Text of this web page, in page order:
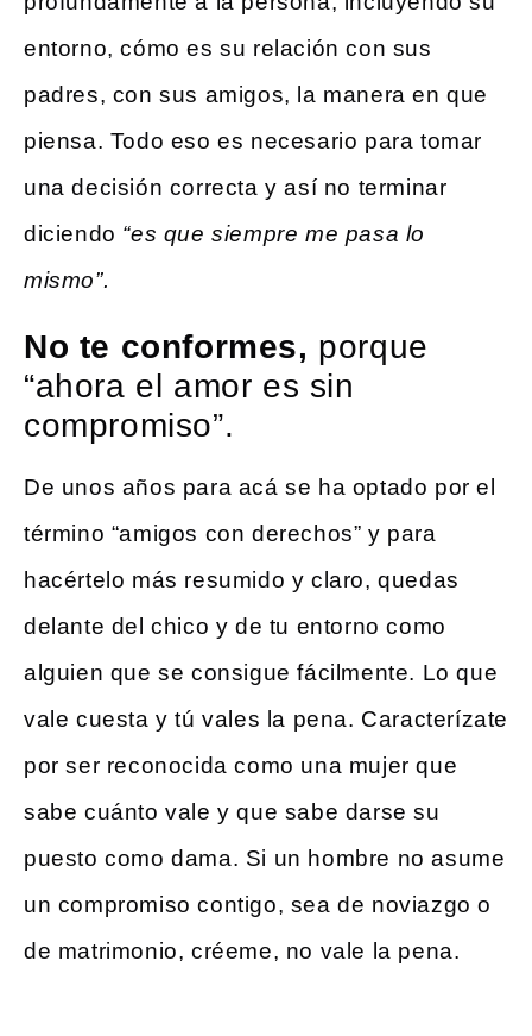
entorno, cómo es su relación con sus
padres, con sus amigos, la manera en que
piensa. Todo eso es necesario para tomar
una decisión correcta y así no terminar
diciendo “es que siempre me pasa lo
mismo”.
No te conformes, porque
“ahora el amor es sin
compromiso”.
De unos años para acá se ha optado por el
término “amigos con derechos” y para
hacértelo más resumido y claro, quedas
delante del chico y de tu entorno como
alguien que se consigue fácilmente. Lo que
vale cuesta y tú vales la pena. Caracterízate
por ser reconocida como una mujer que
sabe cuánto vale y que sabe darse su
puesto como dama. Si un hombre no asume
un compromiso contigo, sea de noviazgo o
de matrimonio, créeme, no vale la pena.